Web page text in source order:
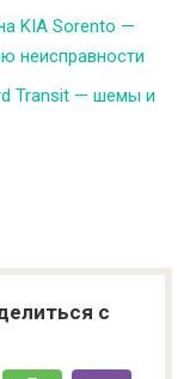
KIA Sorento —
неисправности
Transit — шемы и
с